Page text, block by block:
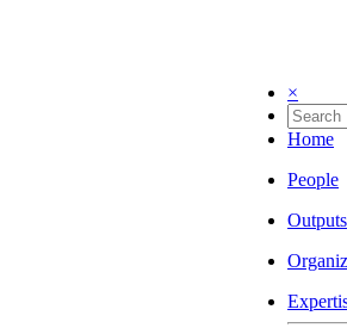
×
Home
People
Outputs